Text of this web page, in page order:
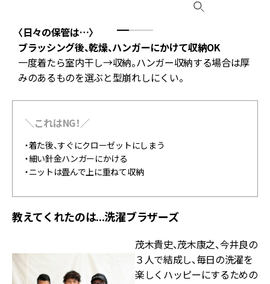
〈日々の保管は…〉
ブラッシング後、乾燥、ハンガーにかけて収納OK
一度着たら室内干し→収納。ハンガー収納する場合は厚
みのあるものを選ぶと型崩れしにくい。
＼これはNG！／
・着た後、すぐにクローゼットにしまう
・細い針金ハンガーにかける
・ニットは畳んで上に重ねて収納
教えてくれたのは...洗濯ブラザーズ
茂木貴史、茂木康之、今井良の
３人で結成し、毎日の洗濯を
楽しくハッピーにするための